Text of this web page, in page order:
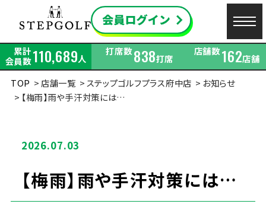
累計
会員数110,689人
打席数838打席
店舗数162店舗
TOP
店舗一覧 ステップゴルフプラス府中店
お知らせ
【梅雨】雨や手汗対策には…
2026.07.03
【梅雨】雨や手汗対策には…